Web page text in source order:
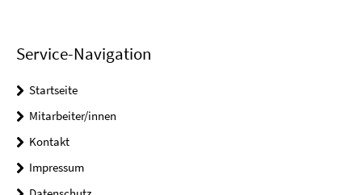
Service-Navigation
Startseite
Mitarbeiter/innen
Kontakt
Impressum